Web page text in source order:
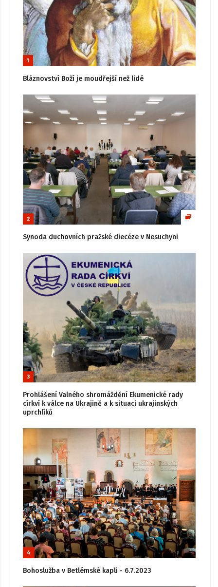
1
Bláznovství Boží je moudřejší než lidé
2
Synoda duchovních pražské diecéze v Nesuchyni
3
Prohlášení Valného shromáždění Ekumenické rady
církví k válce na Ukrajině a k situaci ukrajinských
uprchlíků
4
Bohoslužba v Betlémské kapli - 6.7.2023